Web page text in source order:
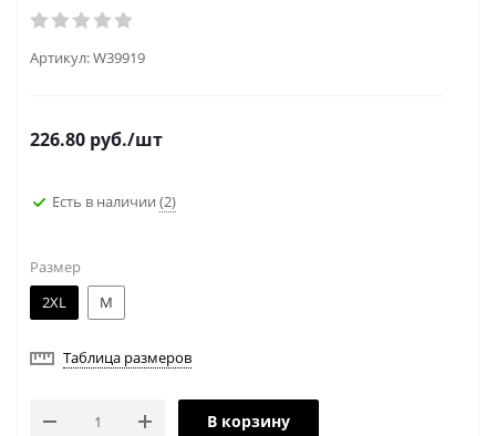
Артикул:W39919
226.80 руб./шт
Есть в наличии (2)
Размер
2XL
M
Таблица размеров
В корзину